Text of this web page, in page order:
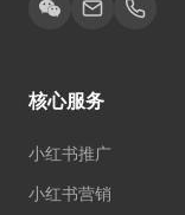
核心服务
小红书推广
小红书营销